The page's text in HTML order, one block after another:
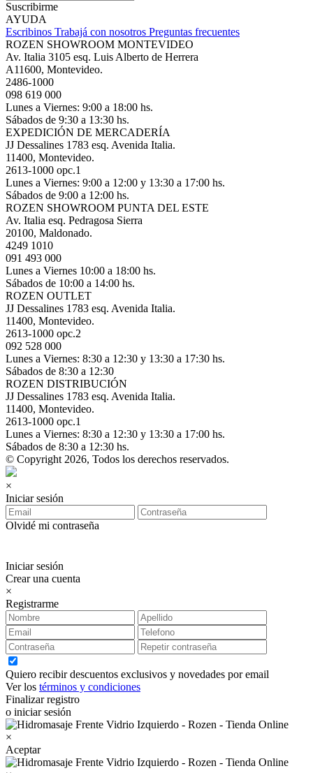
Suscribirme
AYUDA
Escribinos Trabajá con nosotros Preguntas frecuentes
ROZEN SHOWROOM MONTEVIDEO
Av. Italia 3105 esq. Luis Alberto de Herrera
A11600, Montevideo.
2486-1000
098 619 000
Lunes a Viernes: 9:00 a 18:00 hs.
Sábados de 9:30 a 13:30 hs.
EXPEDICIÓN DE MERCADERÍA
JJ Dessalines 1783 esq. Avenida Italia.
11400, Montevideo.
2613-1000 opc.1
Lunes a Viernes: 9:00 a 12:00 y 13:30 a 17:00 hs.
Sábados de 9:00 a 12:00 hs.
ROZEN SHOWROOM PUNTA DEL ESTE
Av. Italia esq. Pedragosa Sierra
20100, Maldonado.
4249 1010
091 493 000
Lunes a Viernes 10:00 a 18:00 hs.
Sábados de 10:00 a 14:00 hs.
ROZEN OUTLET
JJ Dessalines 1783 esq. Avenida Italia.
11400, Montevideo.
2613-1000 opc.2
092 528 000
Lunes a Viernes: 8:30 a 12:30 y 13:30 a 17:30 hs.
Sábados de 8:30 a 12:30
ROZEN DISTRIBUCIÓN
JJ Dessalines 1783 esq. Avenida Italia.
11400, Montevideo.
2613-1000 opc.1
Lunes a Viernes: 8:30 a 12:30 y 13:30 a 17:00 hs.
Sábados de 8:30 a 12:30 hs.
© Copyright 2026, Todos los derechos reservados.
×
Iniciar sesión
Olvidé mi contraseña
Iniciar sesión
Crear una cuenta
×
Registrarme
Quiero recibir descuentos exclusivos y novedades por email
Ver los términos y condiciones
Finalizar registro
o iniciar sesión
×
Aceptar